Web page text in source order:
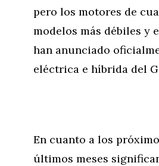
pero los motores de
modelos más débiles y
han anunciado
eléctrica e híbrida del
En cuanto a los
últimos meses